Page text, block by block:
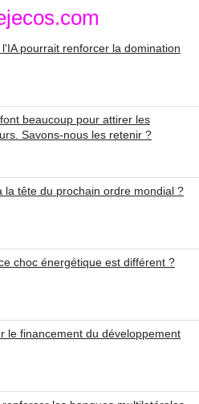
pourrait renforcer la domination
beaucoup pour attirer les
Savons-nous les retenir ?
la tête du prochain ordre mondial ?
choc énergétique est différent ?
le financement du développement